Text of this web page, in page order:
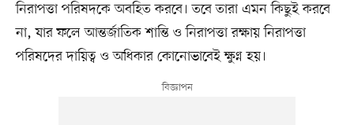
নিরাপত্তা পরিষদকে অবহিত করবে। তবে তারা এমন কিছুই করবে
না, যার ফলে আন্তর্জাতিক শান্তি ও নিরাপত্তা রক্ষায় নিরাপত্তা
পরিষদের দায়িত্ব ও অধিকার কোনোভাবেই ক্ষুণ্ন হয়।